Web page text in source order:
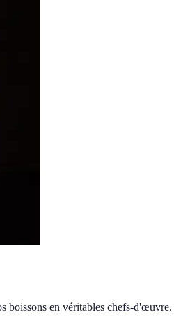
boissons en véritables chefs-d'œuvre.